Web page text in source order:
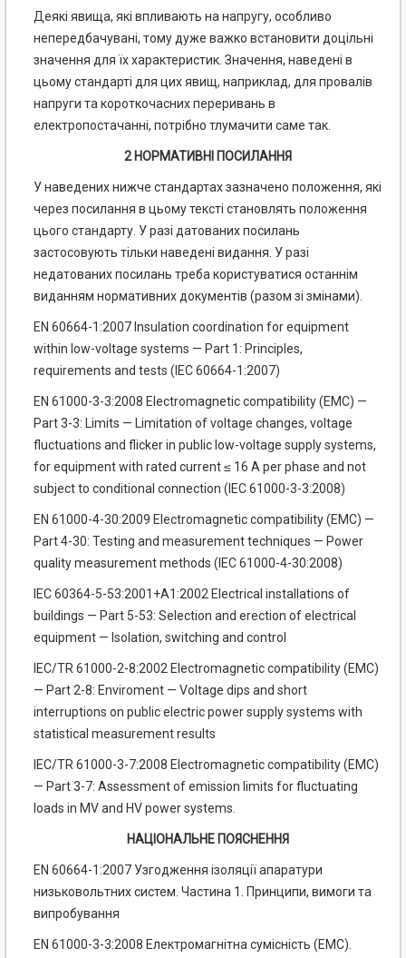
Деякі явища, які впливають на напругу, особливо
непередбачувані, тому дуже важко встановити доцільні
значення для їх характеристик. Значення, наведені в
цьому стандарті для цих явищ, наприклад, для провалів
напруги та короткочасних переривань в
електропостачанні, потрібно тлумачити саме так.
2 НОРМАТИВНІ ПОСИЛАННЯ
У наведених нижче стандартах зазначено положення, які
через посилання в цьому тексті становлять положення
цього стандарту. У разі датованих посилань
застосовують тільки наведені видання. У разі
недатованих посилань треба користуватися останнім
виданням нормативних документів (разом зі змінами).
EN 60664-1:2007 Insulation coordination for equipment
within low-voltage systems — Part 1: Principles,
requirements and tests (IEC 60664-1:2007)
EN 61000-3-3:2008 Electromagnetic compatibility (EMC) —
Part 3-3: Limits — Limitation of voltage changes, voltage
fluctuations and flicker in public low-voltage supply systems,
for equipment with rated current≤ 16 A per phase and not
subject to conditional connection (IEC 61000-3-3:2008)
EN 61000-4-30:2009 Electromagnetic compatibility (EMC) —
Part 4-30: Testing and measurement techniques — Power
quality measurement methods (IEC 61000-4-30:2008)
IEC 60364-5-53:2001+A1:2002 Electrical installations of
buildings — Part 5-53: Selection and erection of electrical
equipment — Isolation, switching and control
IEC/TR 61000-2-8:2002 Electromagnetic compatibility (EMC)
— Part 2-8: Enviroment — Voltage dips and short
interruptions on public electric power supply systems with
statistical measurement results
IEC/TR 61000-3-7:2008 Electromagnetic compatibility (EMC)
— Part 3-7: Assessment of emission limits for fluctuating
loads in MV and HV power systems.
НАЦІОНАЛЬНЕ ПОЯСНЕННЯ
EN 60664-1:2007 Узгодження ізоляції апаратури
низьковольтних систем. Частина 1. Принципи, вимоги та
випробування
EN 61000-3-3:2008 Електромагнітна сумісність (EMC).